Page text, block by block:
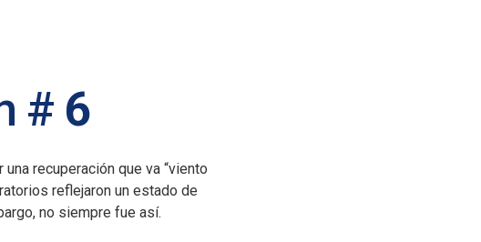
# 6
recuperación que va “viento
reflejaron un estado de
no siempre fue así.​